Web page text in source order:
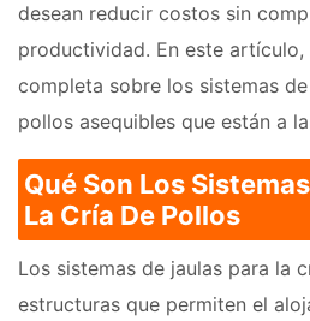
desean reducir costos sin
productividad. En este
completa sobre los sistemas
pollos asequibles que están a
Qué Son Los
La Cría De Pollos
Los sistemas de jaulas para la
estructuras que permiten el